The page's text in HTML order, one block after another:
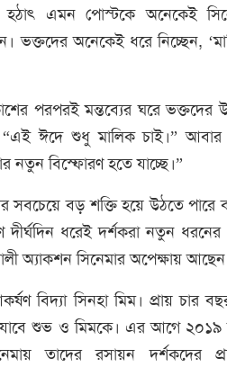
এমন পোস্টকে অনেকেই
ভক্তদের অনেকেই ধরে নিচ্ছেন,
পরপরই মন্তব্যের ঘরে ভক্তদের
ঈদে শুধু মালিক চাই।”
নতুন বিস্ফোরণ হতে যাচ্ছে।”
সবচেয়ে বড় শক্তি হয়ে উঠতে পারে
ধরেই দর্শকরা নতুন
অ্যাকশন সিনেমার অপেক্ষায়
বিদ্যা সিনহা মিম। প্রায় চার
যাবে শুভ ও মিমকে। এর আগে ২০১৯
তাদের রসায়ন দর্শকদের